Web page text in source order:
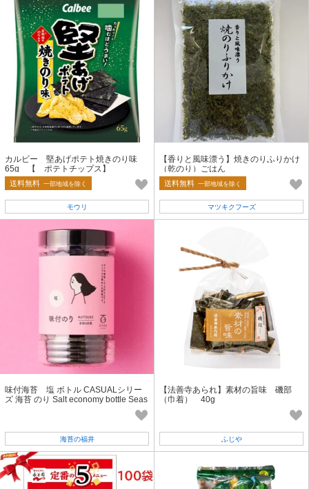
カルビー 堅あげポテト焼きのり味
65g 【 ポテトチップス】
送料無料 一部地域を除く
モウリ
【香りと風味漂う】焼きのりふりかけ
（乾のり）ごはん
送料無料 一部地域を除く
マツキクフーズ
味付海苔 塩 ボトル CASUALシリー
ズ 海苔 のり Salt economy bottle Seas
海苔の福井
【法善寺あられ】素材の旨味 磯部
（巾着） 40g
ふじや